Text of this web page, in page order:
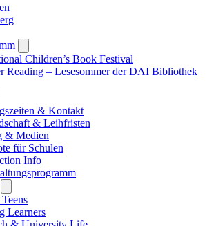
submenu
Children’s Book Festival
Reading – Lesesommer der DAI Bibliothek
& Kontakt
& Leihfristen
& Medien
für Schulen
Info
submenu
Learners